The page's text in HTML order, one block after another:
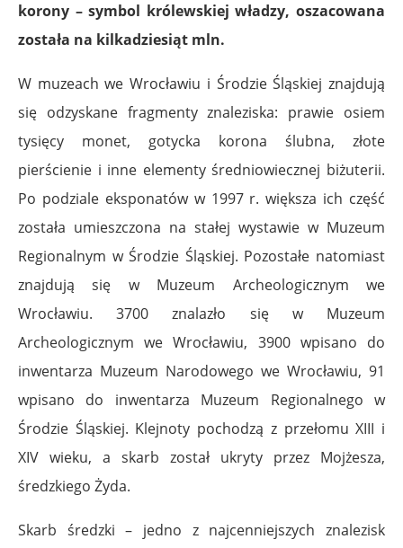
korony – symbol królewskiej władzy, oszacowana
została na kilkadziesiąt mln.
W muzeach we Wrocławiu i Środzie Śląskiej znajdują
się odzyskane fragmenty znaleziska: prawie osiem
tysięcy monet, gotycka korona ślubna, złote
pierścienie i inne elementy średniowiecznej biżuterii.
Po podziale eksponatów w 1997 r. większa ich część
została umieszczona na stałej wystawie w Muzeum
Regionalnym w Środzie Śląskiej. Pozostałe natomiast
znajdują się w Muzeum Archeologicznym we
Wrocławiu. 3700 znalazło się w Muzeum
Archeologicznym we Wrocławiu, 3900 wpisano do
inwentarza Muzeum Narodowego we Wrocławiu, 91
wpisano do inwentarza Muzeum Regionalnego w
Środzie Śląskiej. Klejnoty pochodzą z przełomu XIII i
XIV wieku, a skarb został ukryty przez Mojżesza,
średzkiego Żyda.
Skarb średzki – jedno z najcenniejszych znalezisk